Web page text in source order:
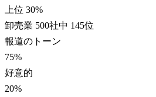
上位 30%
卸売業 500社中 145位
報道のトーン
75%
好意的
20%